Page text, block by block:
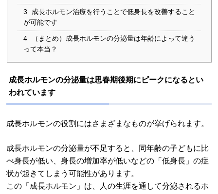
3
成長ホルモン治療を行うことで低身長を改善すること
が可能です
4
（まとめ）成長ホルモンの分泌量は年齢によって違う
って本当？
成長ホルモンの分泌量は思春期後期にピークになるとい
われています
成長ホルモンの役割にはさまざまなものが挙げられます。
成長ホルモンの分泌量が不足すると、同年齢の子どもに比
べ身長が低い、身長の増加率が低いなどの「低身長」の症
状が起きてしまう可能性があります。
この「成長ホルモン」は、人の生涯を通して分泌されるホ